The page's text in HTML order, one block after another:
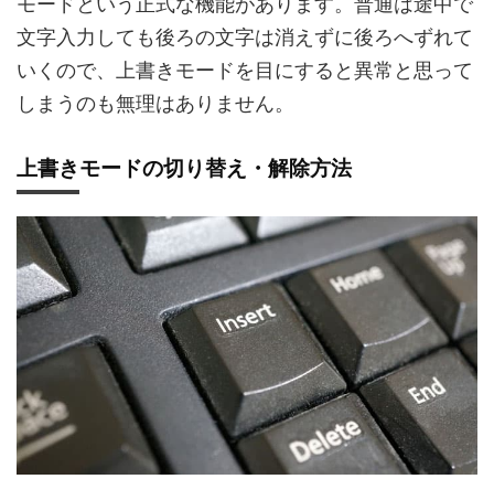
文字入力しても後ろの文字は消えずに後ろへずれて
いくので、上書きモードを目にすると異常と思って
しまうのも無理はありません。
上書きモードの切り替え・解除方法